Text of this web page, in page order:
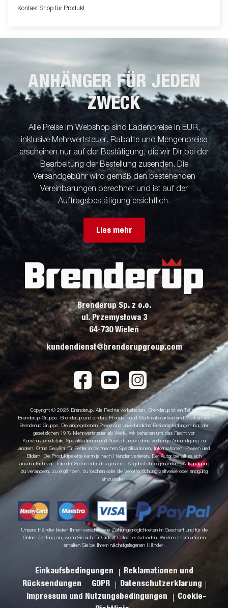
Kontakt Shop für Produkt
ANHÄNGER FÜR JEDEN
ZWECK
Alle Preise im Webshop sind Ladenpreise in EUR,
inklusive Mehrwertsteuer. Rabatte und Mengenpreise
erscheinen nur auf der Bestätigung, die wir Dir bei der
Bearbeitung der Bestellung zusenden. Die
Versandgebühr wird gemäß den bestehenden
Vereinbarungen berechnet und ist auf der
Auftragsbestätigung ersichtlich.
Lies mehr
Brenderup Sp. z o.o.
ul. Przemysłowa 3
64-730 Wieleń
kundendienst@brenderupgroup.com
Copyright © 2025 Brenderup. Alle Rechte vorbehalten. Brenderup ist ein Teil der
Brenderup-Gruppe. Brenderup und andere Produkt- und Merkmalsmarken sind Marken der
Brenderup Gruppe. Die angegebenen Preise sind unverbindliche Preisempfehlungen incl. der
gesetzlichen 19% Mehrwertsteuer ab Werk. Wir behalten uns das Recht vor
Konstruktionsdetails, Spezifikationen und Ausstattungen ohne vorherige Ankündigung zu
ändern. Ohne Gewähr für Fehler in technischen Spezifikationen, Informationen, Preisen und
Bildern. Die Produktpalette kann je nach Händler variieren. Der Autor behält es sich
ausdrücklich vor, Teile der Seiten oder das gesamte Angebot ohne gesonderte Ankündigung
zu verändern, zu ergänzen, zu löschen oder die Veröffentlichung zeitweise oder endgültig
einzustellen.
Unsere Händler bieten Ihnen verschiedene Zahlungsmöglichkeiten im Geschäft und für die
Online-Zahlung an, wenn Sie sich für Click & Collect entscheiden. Weitere Informationen
erhalten Sie bei Ihrem nächstgelegenen Händler.
Einkaufsbedingungen
Reklamationen und
Rücksendungen
GDPR
Datenschutzerklarung
Impressum und Nutzungsbedingungen
Cookie-